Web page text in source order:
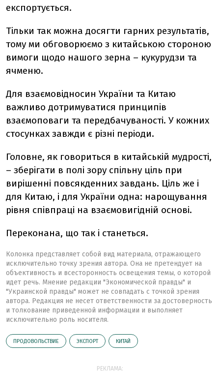
експортується.
Тільки так можна досягти гарних результатів,
тому ми обговорюємо з китайською стороною
вимоги щодо нашого зерна – кукурудзи та
ячменю.
Для взаємовідносин України та Китаю
важливо дотримуватися принципів
взаємоповаги та передбачуваності. У кожних
стосунках завжди є різні періоди.
Головне, як говориться в китайській мудрості,
– зберігати в полі зору спільну ціль при
вирішенні повсякденних завдань. Ціль же і
для Китаю, і для України одна: нарощування
рівня співпраці на взаємовигідній основі.
Переконана, що так і станеться.
Колонка представляет собой вид материала, отражающего
исключительно точку зрения автора. Она не претендует на
объективность и всесторонность освещения темы, о которой
идет речь. Мнение редакции "Экономической правды" и
"Украинской правды" может не совпадать с точкой зрения
автора. Редакция не несет ответственности за достоверность
и толкование приведенной информации и выполняет
исключительно роль носителя.
ПРОДОВОЛЬСТВИЕ ЭКСПОРТ КИТАЙ
РЕКЛАМА: